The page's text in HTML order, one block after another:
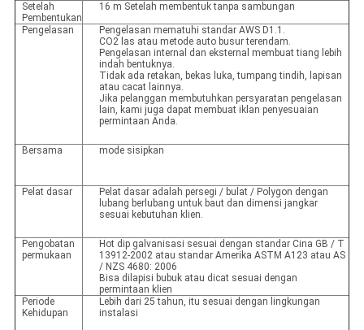
Setelah
Pembentukan
16 m Setelah membentuk tanpa sambungan
Pengelasan
Pengelasan mematuhi standar AWS D1.1.
CO2 las atau metode auto busur terendam.
Pengelasan internal dan eksternal membuat tiang lebih
indah bentuknya.
Tidak ada retakan, bekas luka, tumpang tindih, lapisan
atau cacat lainnya.
Jika pelanggan membutuhkan persyaratan pengelasan
lain, kami juga dapat membuat iklan penyesuaian
permintaan Anda.
Bersama mode sisipkan
Pelat dasar
Pelat dasar adalah persegi / bulat / Polygon dengan
lubang berlubang untuk baut dan dimensi jangkar
sesuai kebutuhan klien.
Pengobatan
permukaan
Hot dip galvanisasi sesuai dengan standar Cina GB / T
13912-2002 atau standar Amerika ASTM A123 atau AS
/ NZS 4680: 2006
Bisa dilapisi bubuk atau dicat sesuai dengan
permintaan klien
Periode
Kehidupan
Lebih dari 25 tahun, itu sesuai dengan lingkungan
instalasi